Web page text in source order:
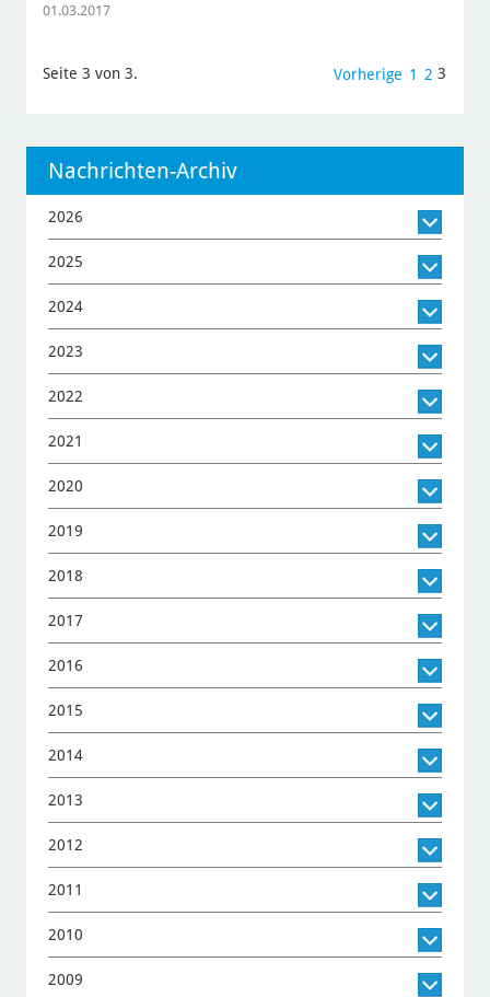
01.03.2017
Seite 3 von 3. Vorherige 1 2 3
Nachrichten-Archiv
2026
2025
2024
2023
2022
2021
2020
2019
2018
2017
2016
2015
2014
2013
2012
2011
2010
2009